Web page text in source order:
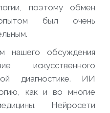
поэтому обмен
опытом был очень
нашего обсуждения
искусственного
диагностике. ИИ
как и во многие
Нейросети